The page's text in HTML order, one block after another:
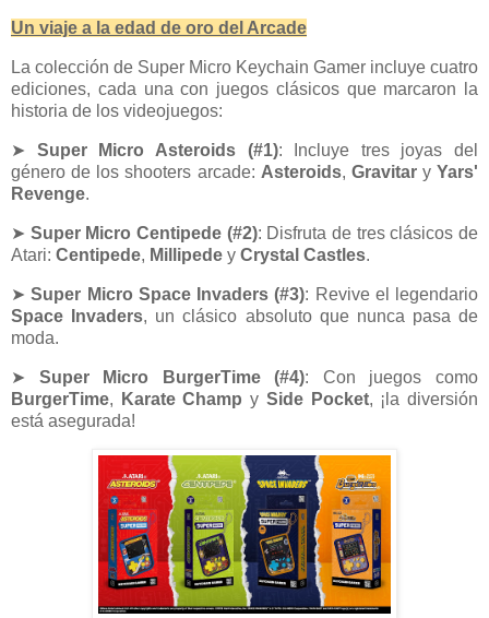
Un viaje a la edad de oro del Arcade
La colección de Super Micro Keychain Gamer incluye cuatro
ediciones, cada una con juegos clásicos que marcaron la
historia de los videojuegos:
➤ Super Micro Asteroids (#1): Incluye tres joyas del
género de los shooters arcade: Asteroids, Gravitary Yars'
Revenge.
➤ Super Micro Centipede (#2): Disfruta de tres clásicos de
Atari: Centipede, Millipede y Crystal Castles.
➤Super Micro Space Invaders (#3): Revive el legendario
Space Invaders, un clásico absoluto que nunca pasa de
moda.
➤ Super Micro BurgerTime (#4): Con juegos como
BurgerTime, Karate Champ y Side Pocket, ¡la diversión
está asegurada!